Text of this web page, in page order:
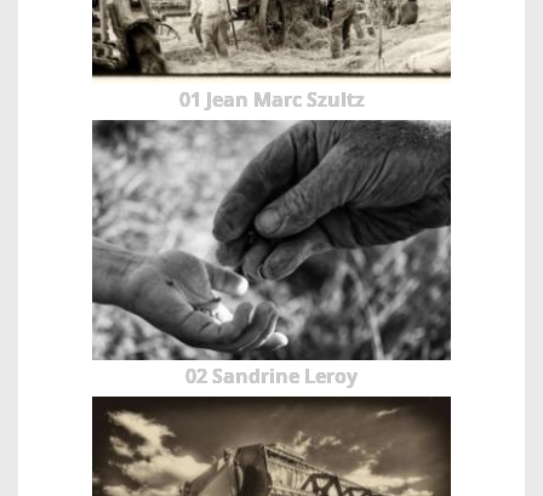
01 Jean Marc Szultz
02 Sandrine Leroy